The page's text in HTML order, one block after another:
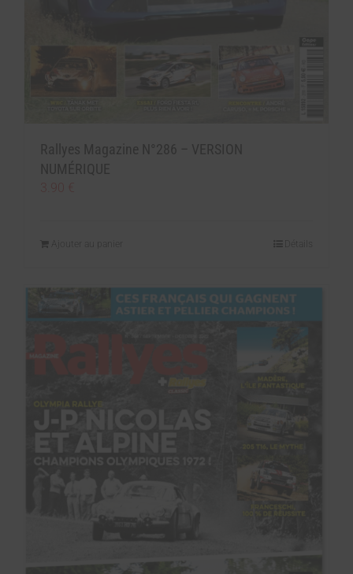
Rallyes Magazine N°286 – VERSION
NUMÉRIQUE
Ajouter au panier Détails